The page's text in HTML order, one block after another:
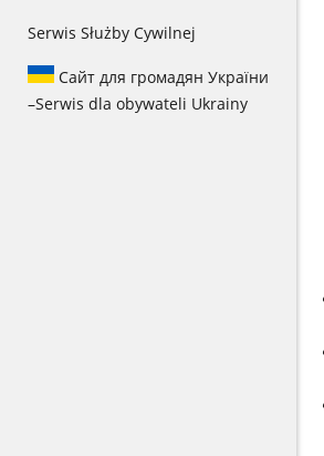
Serwis Służby Cywilnej
Сайт для громадян України
–Serwis dla obywateli Ukrainy